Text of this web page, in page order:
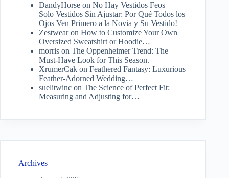
DandyHorse on No Hay Vestidos Feos —
Solo Vestidos Sin Ajustar: Por Qué Todos los
Ojos Ven Primero a la Novia y Su Vestido!
Zestwearon How to Customize Your Own
Oversized Sweatshirt or Hoodie…
morris on The Oppenheimer Trend: The
Must-Have Look for This Season.
XrumerCak on Feathered Fantasy: Luxurious
Feather-Adorned Wedding…
suelitwinc on The Science of Perfect Fit:
Measuring and Adjusting for…
Archives